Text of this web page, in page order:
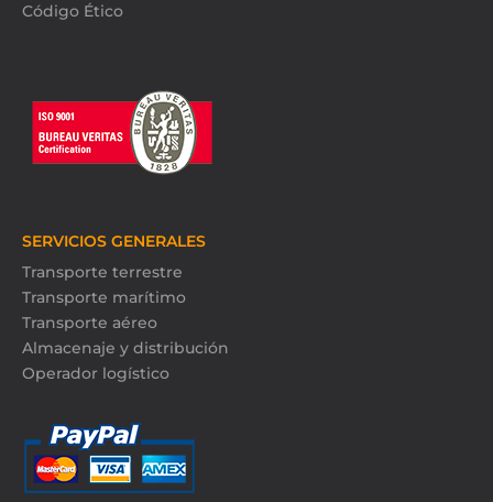
Código Ético
SERVICIOS GENERALES
Transporte terrestre
Transporte marítimo
Transporte aéreo
Almacenaje y distribución
Operador logístico